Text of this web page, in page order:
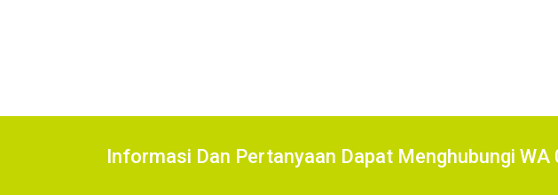
Informasi Dan Pertanyaan Dapat Menghubungi